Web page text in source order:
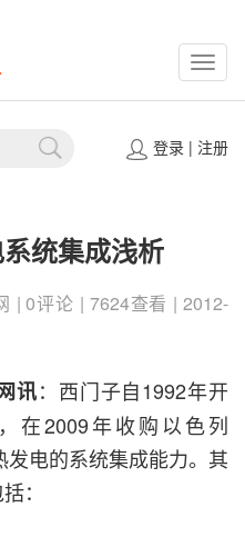
登录| 注册
统集成浅析
| 0评论 | 7624查看 | 2012-
讯：西门子自1992年开
在2009年收购以色列
电的系统集成能力。其
：